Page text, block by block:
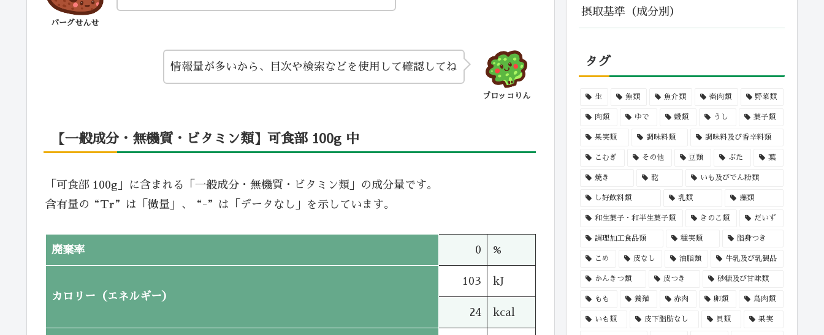
バーグせんせ
ブロッコりん
情報量が多いから、目次や検索などを使用して確認してね
【一般成分・無機質・ビタミン類】可食部 100g 中
「可食部 100g」に含まれる「一般成分・無機質・ビタミン類」の成分量です。
含有量の“Tr”は「微量」、“-”は「データなし」を示しています。
廃棄率 0 %
カロリー（エネルギー）
103 kJ
24 kcal
摂取基準（成分別）
タグ
生 魚類 魚介類 畜肉類 野菜類
肉類 ゆで 穀類 うし 菓子類
果実類 調味料類 調味料及び香辛料類
こむぎ その他 豆類 ぶた 葉
焼き 乾 いも及びでん粉類
し好飲料類 乳類 藻類
和生菓子・和半生菓子類 きのこ類 だいず
調理加工食品類 種実類 脂身つき
こめ 皮なし 油脂類 牛乳及び乳製品
かんきつ類 皮つき 砂糖及び甘味類
もも 養殖 赤肉 卵類 鳥肉類
いも類 皮下脂肪なし 貝類 果実